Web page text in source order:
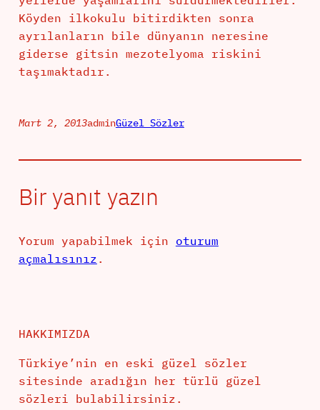
Köyden ilkokulu bitirdikten sonra
ayrılanların bile dünyanın neresine
giderse gitsin mezotelyoma riskini
taşımaktadır.
Mart 2, 2013adminGüzel Sözler
Bir yanıt yazın
Yorum yapabilmek için oturum
açmalısınız .
HAKKIMIZDA
Türkiye’nin en eski güzel sözler
sitesinde aradığın her türlü güzel
sözleri bulabilirsiniz.